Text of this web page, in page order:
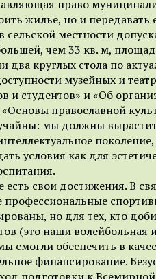
право
жилье, но и передавать
местности
чем 33 кв. м,
два круглых стола по
музейных и
и студентов» и «Об
православной
мы должны
условия как для
есть свои достижения. В
профессиональные
но для тех, кто
(это наши волейбольная
смогли обеспечить в
финансирование.